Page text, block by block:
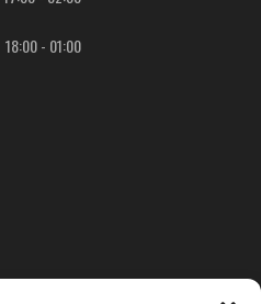
18:00- 01:00